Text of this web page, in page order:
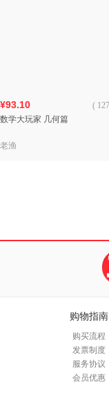
¥93.10
数学大玩家 几何篇
(
老渔
购物指南
购买流程
发票制度
服务协议
会员优惠